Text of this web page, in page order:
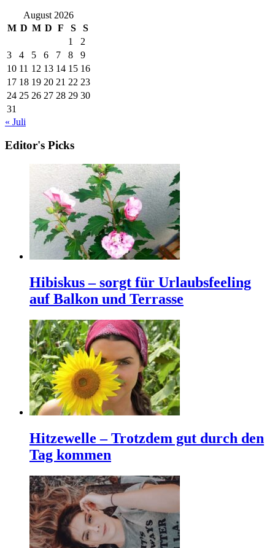
August 2026
M D M D F S
S
1
2
3
4 5 6 7 8
9
10 11 12 13 14 15 16
17 18 19 20 21 22 23
24 25 26 27 28 29 30
31
« Juli
Editor's Picks
Hibiskus – sorgt für Urlaubsfeeling
auf Balkon und Terrasse
Hitzewelle – Trotzdem gut durch den
Tag kommen